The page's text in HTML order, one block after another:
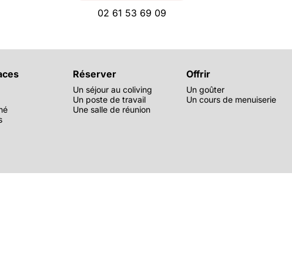
02 61 53 69 09
Réserver
Un séjour au coliving
Un poste de travail
Une salle de réunion
Offrir
Un goûter
Un cours de menuiserie